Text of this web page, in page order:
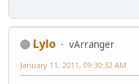
Lylo
vArranger
January 11, 2011, 09:30:32 AM